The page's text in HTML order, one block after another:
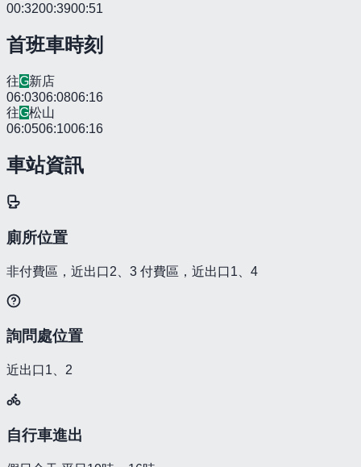
00:3200:3900:51
首班車時刻
往G新店
06:0306:0806:16
往G松山
06:0506:1006:16
車站資訊
廁所位置
非付費區，近出口2、3 付費區，近出口1、4
詢問處位置
近出口1、2
自行車進出